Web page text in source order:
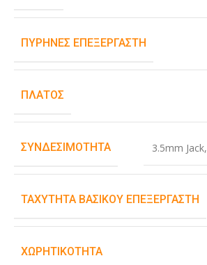
ΠΥΡΉΝΕΣ ΕΠΕΞΕΡΓΑΣΤΉ
ΠΛΆΤΟΣ
ΣΥΝΔΕΣΙΜΌΤΗΤΑ 3.5mm Jack,
ΤΑΧΎΤΗΤΑ ΒΑΣΙΚΟΎ ΕΠΕΞΕΡΓΑΣΤΉ
ΧΩΡΗΤΙΚΌΤΗΤΑ